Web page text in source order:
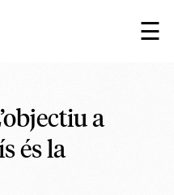
☰
×
a
és la